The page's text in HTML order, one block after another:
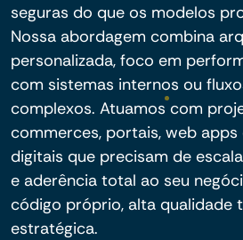
seguras do que os modelos
Nossa abordagem combina
personalizada, foco em
com sistemas internos ou
complexos. Atuamos com
commerces, portais, web
digitais que precisam de
e aderência total ao seu
código próprio, alta qualidade
estratégica.